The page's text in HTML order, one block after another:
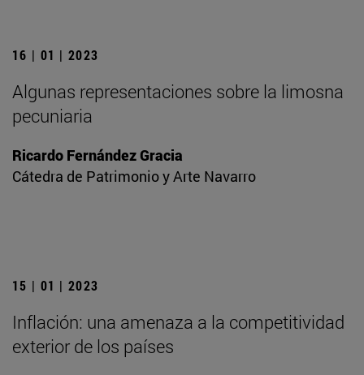
16 | 01 | 2023
Algunas representaciones sobre la limosna
pecuniaria
Ricardo Fernández Gracia
Cátedra de Patrimonio y Arte Navarro
15 | 01 | 2023
Inflación: una amenaza a la competitividad
exterior de los países